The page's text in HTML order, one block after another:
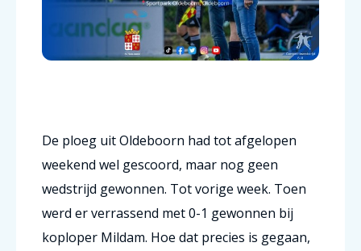
De ploeg uit Oldeboorn had tot afgelopen
weekend wel gescoord, maar nog geen
wedstrijd gewonnen. Tot vorige week. Toen
werd er verrassend met 0-1 gewonnen bij
koploper Mildam. Hoe dat precies is gegaan,